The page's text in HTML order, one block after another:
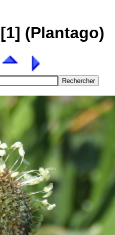
(Plantago)